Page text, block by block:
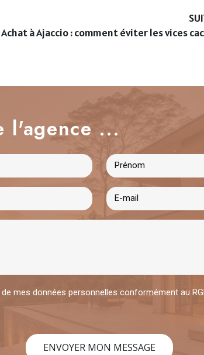
Achat à Ajaccio : comment éviter les vices
l'agence ...
mes données personnelles conformément au
ENVOYER MON MESSAGE